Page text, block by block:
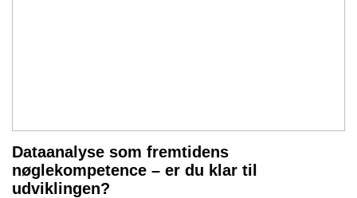
Dataanalyse som fremtidens
nøglekompetence – er du klar til
udviklingen?